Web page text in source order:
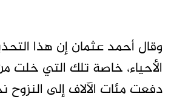
وقال أحمد عثمان إن هذا
الأحياء، خاصة تلك التي خلت
دفعت مئات الآلاف إلى النزوح